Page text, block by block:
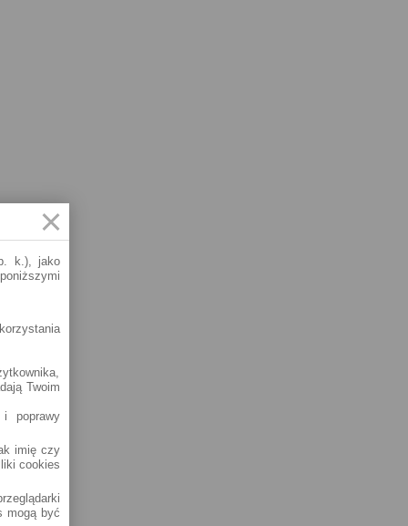
k.), jako
Twoim
poprawy
imię czy
cookies
mogą być